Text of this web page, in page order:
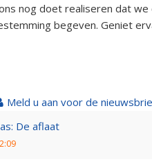
nog doet realiseren dat we
begeven. Geniet
Meld u aan voor de
De aflaat